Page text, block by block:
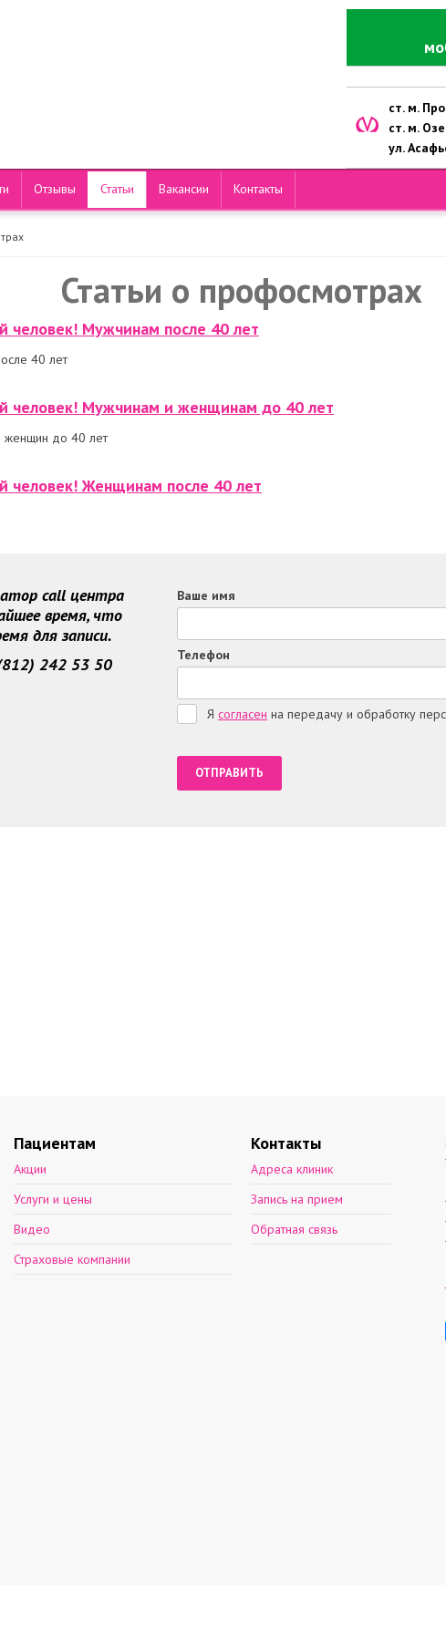
ст. м.
ст. м.
ул.
Отзывы Статьи Вакансии Контакты
Статьи о профосмотрах
человек! Мужчинам после 40 лет
40 лет
человек! Мужчинам и женщинам до 40 лет
женщин до 40 лет
человек! Женщинам после 40 лет
call центра
время, что
для записи.
242 53 50
Ваше имя
Телефон
Ясогласен на передачу и обработку
Пациентам
Акции
Услуги и цены
Видео
Страховые компании
Контакты
Адреса клиник
Запись на прием
Обратная связь